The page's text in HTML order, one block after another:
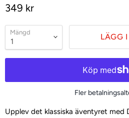
349 kr
Mängd LÄGG
Fler
Upplev det klassiska äventyret med